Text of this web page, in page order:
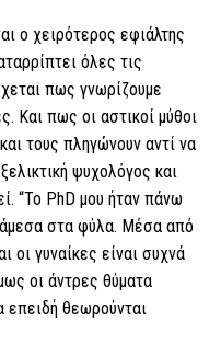
ο χειρότερος εφιάλτης
όλες τις
πως γνωρίζουμε
Και πως οι αστικοί μύθοι
τους πληγώνουν αντί να
ψυχολόγος και
“Το PhD μου ήταν πάνω
στα φύλα. Μέσα από
γυναίκες είναι συχνά
οι άντρες θύματα
επειδή θεωρούνται